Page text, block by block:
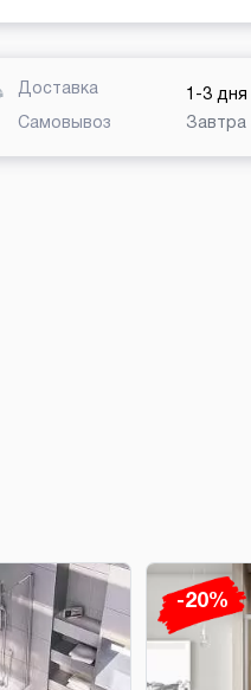
Доставка 1-3 дня
Самовывоз
Завтра
-20%